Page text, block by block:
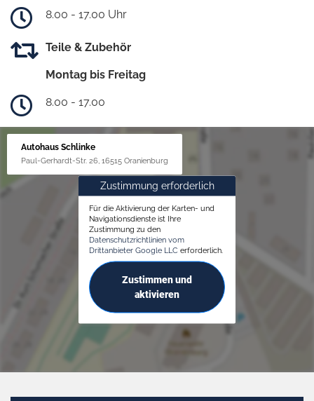
8.00 - 17.00 Uhr
Teile & Zubehör
Montag bis Freitag
8.00 - 17.00
Autohaus Schlinke
Paul-Gerhardt-Str. 26, 16515 Oranienburg
Zustimmung erforderlich
Für die Aktivierung der Karten- und
Navigationsdienste ist Ihre
Zustimmung zu den
Datenschutzrichtlinien vom
Drittanbieter Google LLC erforderlich.
Zustimmen und
aktivieren